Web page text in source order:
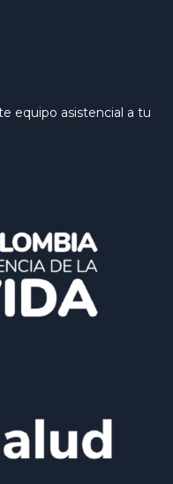
equipo asistencial a tu